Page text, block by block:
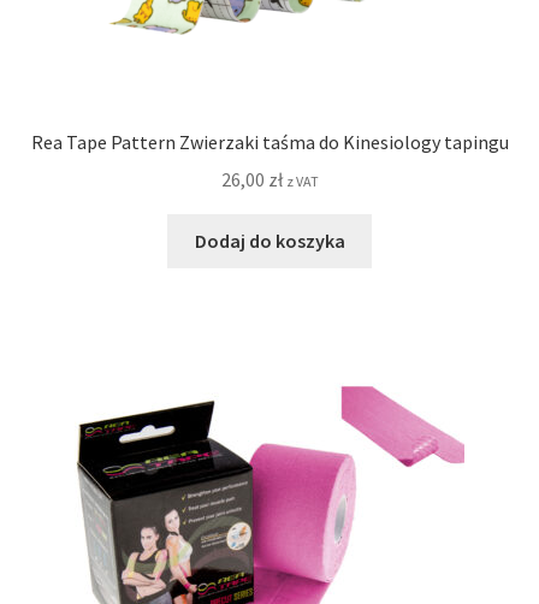
Rea Tape Pattern Zwierzaki taśma do Kinesiology tapingu
26,00 zł z VAT
Dodaj do koszyka